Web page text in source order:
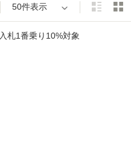
50件表示
入札1番乗り10%対象